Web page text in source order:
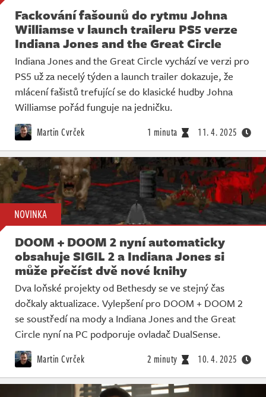
Fackování fašounů do rytmu Johna
Williamse v launch traileru PS5 verze
Indiana Jones and the Great Circle
Indiana Jones and the Great Circle vychází ve verzi pro
PS5 už za necelý týden a launch trailer dokazuje, že
mlácení fašistů trefující se do klasické hudby Johna
Williamse pořád funguje na jedničku.
Martin Cvrček 1 minuta 11. 4. 2025
NOVINKA
DOOM + DOOM 2 nyní automaticky
obsahuje SIGIL 2 a Indiana Jones si
může přečíst dvě nové knihy
Dva loňské projekty od Bethesdy se ve stejný čas
dočkaly aktualizace. Vylepšení pro DOOM + DOOM 2
se soustředí na mody a Indiana Jones and the Great
Circle nyní na PC podporuje ovladač DualSense.
Martin Cvrček 2 minuty 10. 4. 2025